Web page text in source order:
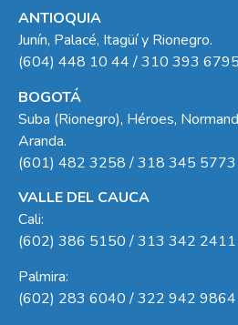
ANTIOQUIA
Junín, Palacé, Itagüí y Rionegro.
(604) 448 10 44 / 310 393 6795
BOGOTÁ
Suba (Rionegro), Héroes,
Aranda.
(601) 482 3258 / 318 345 5773
VALLE DEL CAUCA
Cali:
(602) 386 5150 / 313 342 2411
Palmira:
(602) 283 6040 / 322 942 9864